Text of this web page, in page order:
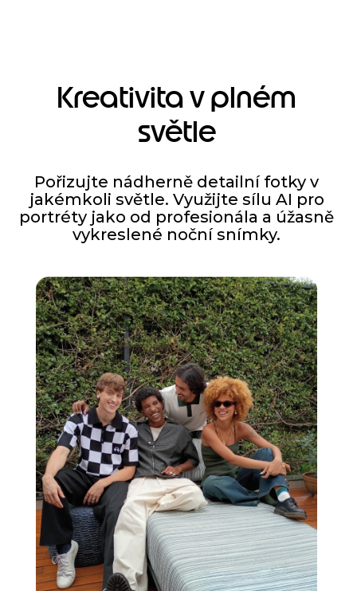
Kreativita v plném
světle
Pořizujte nádherně detailní fotky v
jakémkoli světle. Využijte sílu AI pro
portréty jako od profesionála a úžasně
vykreslené noční snímky.